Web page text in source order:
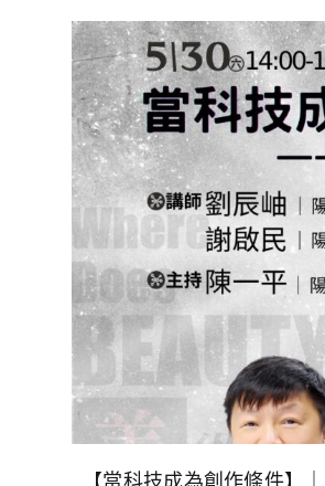
【當科技成為創作條件】